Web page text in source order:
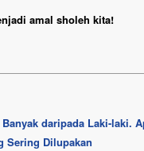
amal sholeh kita!
daripada Laki-laki.
Sering Dilupakan